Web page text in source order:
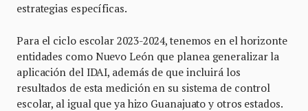
estrategias específicas.
Para el ciclo escolar 2023-2024, tenemos en el horizonte
entidades como Nuevo León que planea generalizar la
aplicación del IDAI, además de que incluirá los
resultados de esta medición en su sistema de control
escolar, al igual que ya hizo Guanajuato y otros estados.